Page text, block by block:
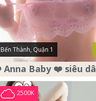
Bến Thành, Quận 1
2500K